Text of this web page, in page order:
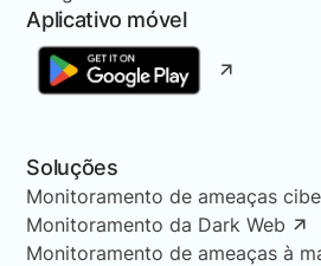
Aplicativo móvel
Soluções
Monitoramento de ameaças
Monitoramento da Dark Web
Monitoramento de ameaças à